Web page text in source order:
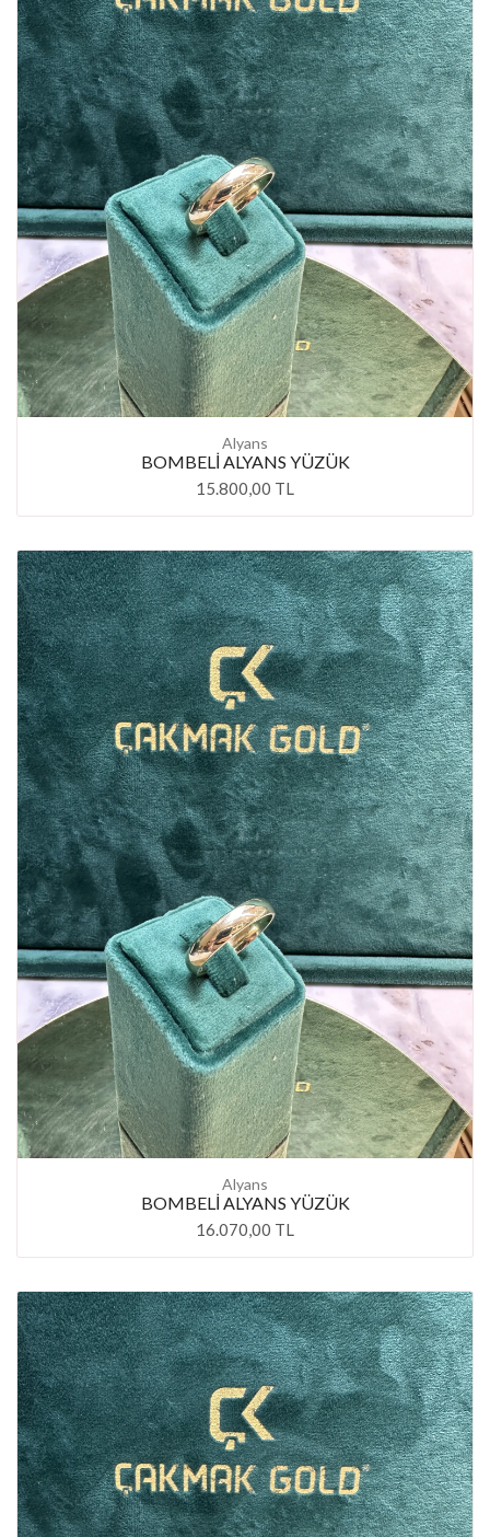
Alyans
BOMBELİ ALYANS YÜZÜK
15.800,00 TL
Alyans
BOMBELİ ALYANS YÜZÜK
16.070,00 TL